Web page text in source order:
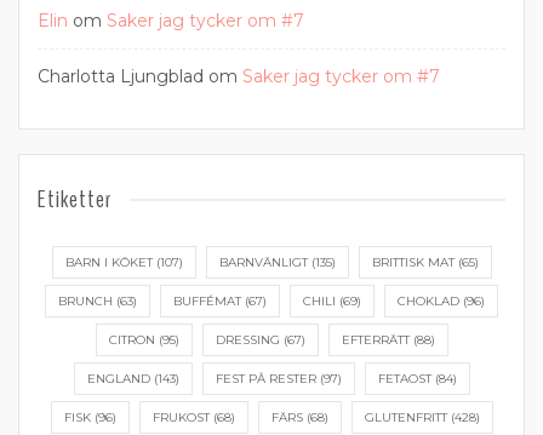
Elin om Saker jag tycker om #7
Charlotta Ljungblad om Saker jag tycker om #7
Etiketter
BARN I KÖKET(107) BARNVÄNLIGT(135) BRITTISK MAT(65)
BRUNCH (63) BUFFÉMAT(67) CHILI (69) CHOKLAD (96)
CITRON (95) DRESSING (67) EFTERRÄTT(88)
ENGLAND(143) FEST PÅ RESTER(97) FETAOST(84)
FISK(96) FRUKOST(68) FÄRS(68) GLUTENFRITT(428)